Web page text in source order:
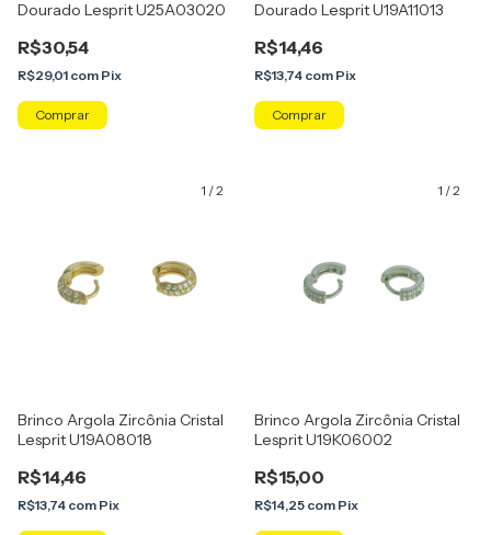
Dourado Lesprit U25A03020
R$30,54
R$29,01 com Pix
Dourado Lesprit U19A11013
R$14,46
R$13,74 com Pix
1 /2
Brinco Argola Zircônia Cristal
Lesprit U19A08018
R$14,46
R$13,74 com Pix
1 /2
Brinco Argola Zircônia Cristal
Lesprit U19K06002
R$15,00
R$14,25 com Pix